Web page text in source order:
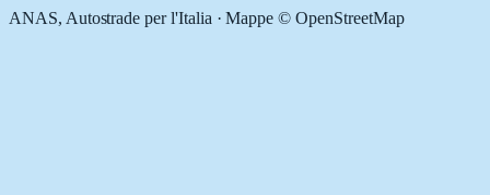
ANAS, Autostrade per l'Italia · Mappe © OpenStreetMap